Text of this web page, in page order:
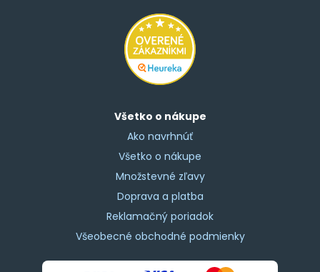
Všetko o nákupe
Ako navrhnúť
Všetko o nákupe
Množstevné zľavy
Doprava a platba
Reklamačný poriadok
Všeobecné obchodné podmienky